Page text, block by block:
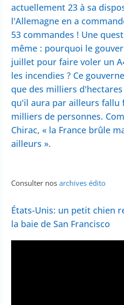
actuellement 23 à sa
l'Allemagne en a
53 commandes ! Une
même : pourquoi le
juillet pour faire voler un
les incendies ? Ce
que des milliers
qu'il aura par ailleurs fallu
milliers de personnes.
Chirac, « la France brûle
ailleurs ».
Consulter nos archives édito
États-Unis: un petit chien
la baie de San Francisco